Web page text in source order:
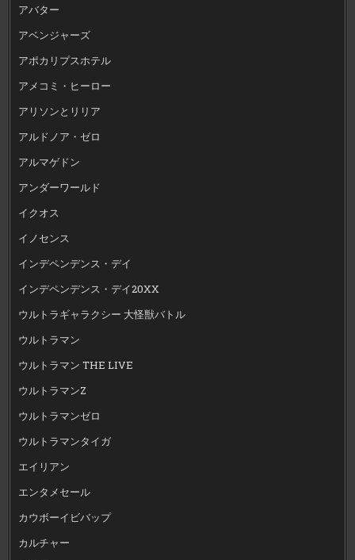
アバター
アベンジャーズ
アポカリプスホテル
アメコミ・ヒーロー
アリソンとリリア
アルドノア・ゼロ
アルマゲドン
アンダーワールド
イクオス
イノセンス
インデペンデンス・デイ
インデペンデンス・デイ20XX
ウルトラギャラクシー 大怪獣バトル
ウルトラマン
ウルトラマン THE LIVE
ウルトラマンZ
ウルトラマンゼロ
ウルトラマンタイガ
エイリアン
エンタメセール
カウボーイビバップ
カルチャー